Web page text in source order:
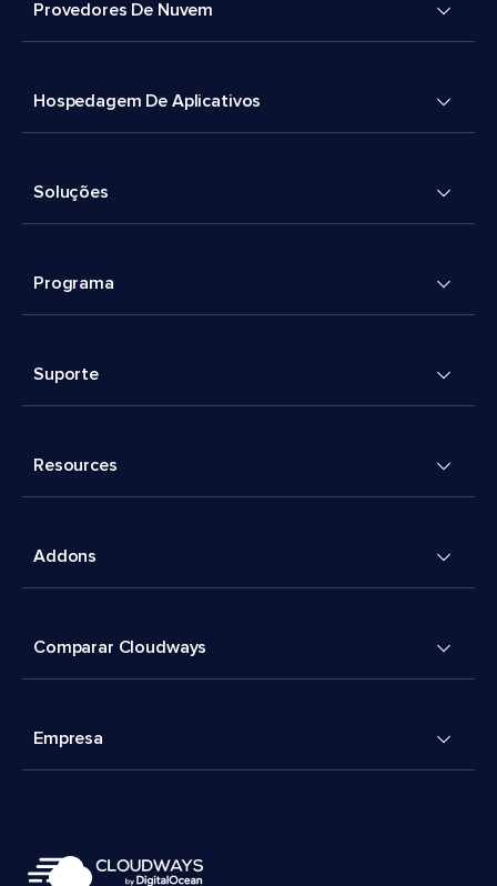
Provedores De Nuvem
Hospedagem De Aplicativos
Soluções
Programa
Suporte
Resources
Addons
Comparar Cloudways
Empresa